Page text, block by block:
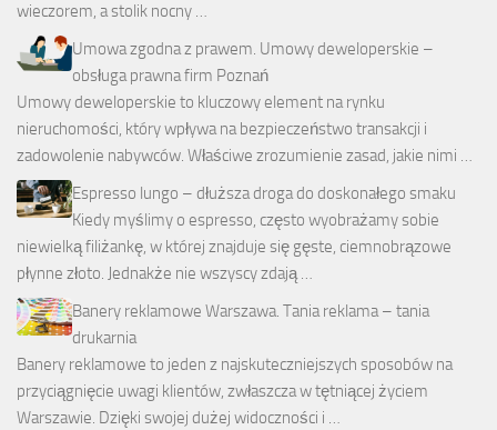
wieczorem, a stolik nocny …
Umowa zgodna z prawem. Umowy deweloperskie –
obsługa prawna firm Poznań
Umowy deweloperskie to kluczowy element na rynku
nieruchomości, który wpływa na bezpieczeństwo transakcji i
zadowolenie nabywców. Właściwe zrozumienie zasad, jakie nimi …
Espresso lungo – dłuższa droga do doskonałego smaku
Kiedy myślimy o espresso, często wyobrażamy sobie
niewielką filiżankę, w której znajduje się gęste, ciemnobrązowe
płynne złoto. Jednakże nie wszyscy zdają …
Banery reklamowe Warszawa. Tania reklama – tania
drukarnia
Banery reklamowe to jeden z najskuteczniejszych sposobów na
przyciągnięcie uwagi klientów, zwłaszcza w tętniącej życiem
Warszawie. Dzięki swojej dużej widoczności i …